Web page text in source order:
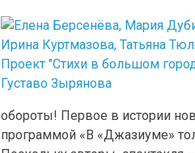
обороты! Первое в истории
программой «В «Джазиуме»